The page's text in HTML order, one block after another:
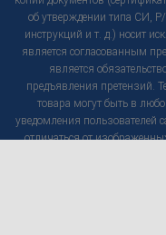
об утверждении типа СИ, Р/
инструкций и т. д.) носит
является согласованным
является
предъявления претензий.
товара могут быть в
уведомления пользователей
отличаться от